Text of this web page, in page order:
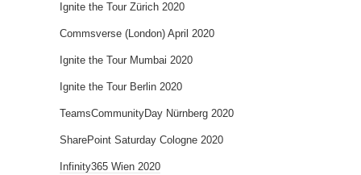
Ignite the Tour Zürich 2020
Commsverse (London) April 2020
Ignite the Tour Mumbai 2020
Ignite the Tour Berlin 2020
TeamsCommunityDay Nürnberg 2020
SharePoint Saturday Cologne 2020
Infinity365 Wien 2020